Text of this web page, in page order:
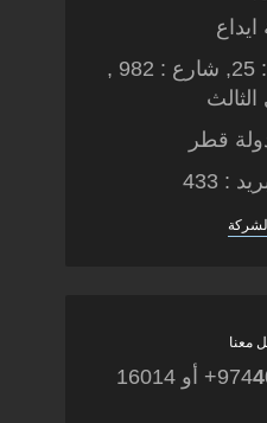
مبنى : 44, منطقة : 25, شارع : 982 ,
الثالث
قطر
: 433
معنا
+ أو 16014